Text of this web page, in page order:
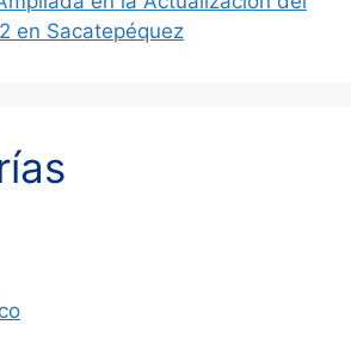
en Sacatepéquez